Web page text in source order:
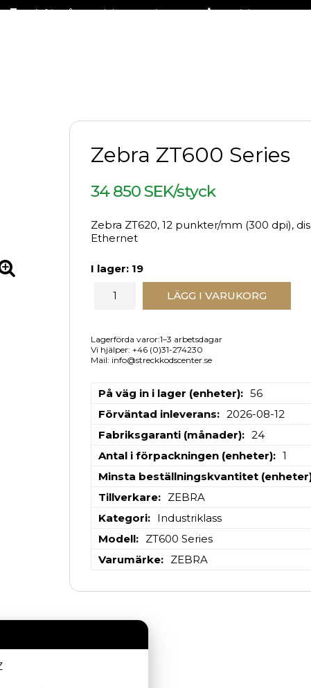
Fraktfritt på stora delar av sortimentet +46 (0)31-27 42 30
Zebra ZT600 Series
34 850 SEK/styck
Zebra ZT620, 12 punkter/mm (300 dpi),
Ethernet
I lager: 19
LÄGG I VARUKORG
Lagerförda varor:1–3 arbetsdagar
Vi hjälper: +46 (0)31-274230
Mail: info@streckkodscenter.se
På väg in i lager (enheter)
56
Förväntad inleverans
2026-08-12
Fabriksgaranti (månader)
24
Antal i förpackningen (enheter)
1
Minsta beställningskvantitet
Tillverkare
ZEBRA
Kategori
Industriklass
Modell
ZT600 Series
Varumärke
ZEBRA